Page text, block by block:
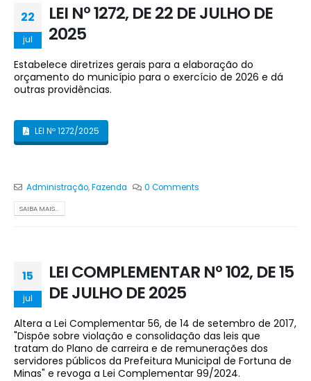
22
jul
LEI Nº 1272, DE 22 DE JULHO DE
2025
Estabelece diretrizes gerais para a elaboração do
orçamento do município para o exercício de 2026 e dá
outras providências.
LEI Nº 1272/2025
Administração,Fazenda 0 Comments
SAIBA MAIS...
15
jul
LEI COMPLEMENTAR Nº 102, DE 15
DE JULHO DE 2025
Altera a Lei Complementar 56, de 14 de setembro de 2017,
"Dispõe sobre violação e consolidação das leis que
tratam do Plano de carreira e de remunerações dos
servidores públicos da Prefeitura Municipal de Fortuna de
Minas" e revoga a Lei Complementar 99/2024.